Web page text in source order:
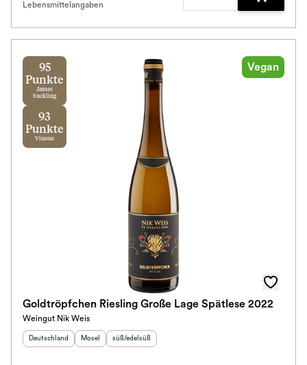
Lebensmittelangaben
Zum
95
Punkte
James
Suckling
93
Punkte
Vinous
Vegan
Goldtröpfchen Riesling Große Lage Spätlese 2022
Weingut Nik Weis
Herkunftsland
Deutschland Herkunftsregion:
Mosel Geschmack:
süß/edelsüß